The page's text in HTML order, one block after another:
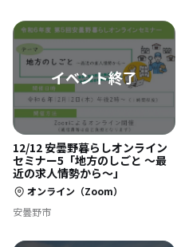
12/12 安曇野暮らしオンライン
セミナー5「地方のしごと ～最
近の求人情勢から～」
オンライン（Zoom）
安曇野市